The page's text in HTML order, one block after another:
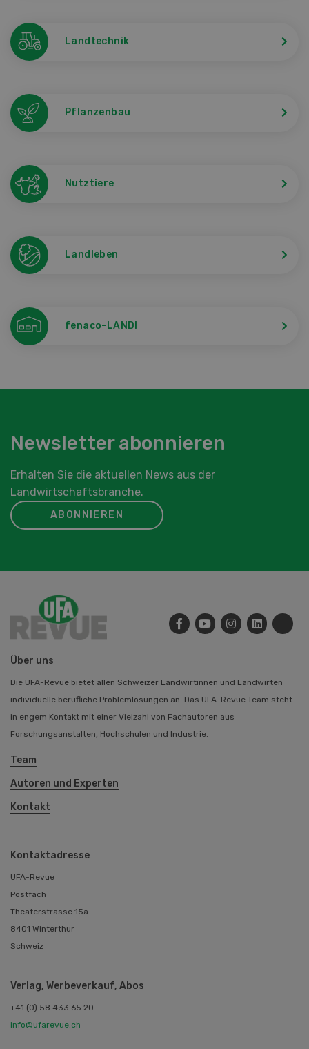
Landtechnik
Pflanzenbau
Nutztiere
Landleben
fenaco-LANDI
Newsletter abonnieren
Erhalten Sie die aktuellen News aus der
Landwirtschaftsbranche.
ABONNIEREN
Über uns
Die UFA-Revue bietet allen Schweizer Landwirtinnen und Landwirten
individuelle berufliche Problemlösungen an. Das UFA-Revue Team steht
in engem Kontakt mit einer Vielzahl von Fachautoren aus
Forschungsanstalten, Hochschulen und Industrie.
Team
Autoren und Experten
Kontakt
Kontaktadresse
UFA-Revue
Postfach
Theaterstrasse 15a
8401 Winterthur
Schweiz
Verlag, Werbeverkauf, Abos
+41 (0) 58 433 65 20
info@ufarevue.ch